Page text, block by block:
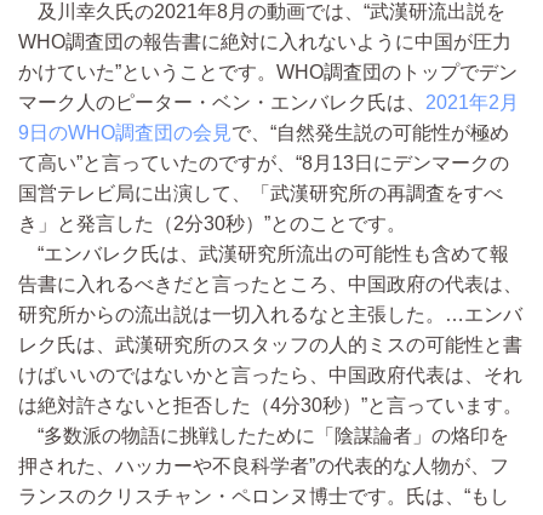
及川幸久氏の2021年8月の動画では、“武漢研流出説を
WHO調査団の報告書に絶対に入れないように中国が圧力
かけていた”ということです。WHO調査団のトップでデン
マーク人のピーター・ベン・エンバレク氏は、 2021年2月
9日のWHO調査団の会見で、“自然発生説の可能性が極め
て高い”と言っていたのですが、“8月13日にデンマークの
国営テレビ局に出演して、「武漢研究所の再調査をすべ
き」と発言した（2分30秒）”とのことです。
“エンバレク氏は、武漢研究所流出の可能性も含めて報
告書に入れるべきだと言ったところ、中国政府の代表は、
研究所からの流出説は一切入れるなと主張した。…エンバ
レク氏は、武漢研究所のスタッフの人的ミスの可能性と書
けばいいのではないかと言ったら、中国政府代表は、それ
は絶対許さないと拒否した（4分30秒）”と言っています。
“多数派の物語に挑戦したために「陰謀論者」の烙印を
押された、ハッカーや不良科学者”の代表的な人物が、フ
ランスのクリスチャン・ペロンヌ博士です。氏は、“もし